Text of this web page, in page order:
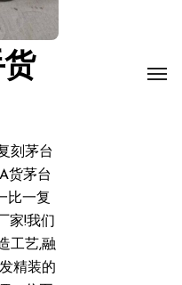
刻茅台
货茅台
比一复
家!我们
工艺,融
精装的